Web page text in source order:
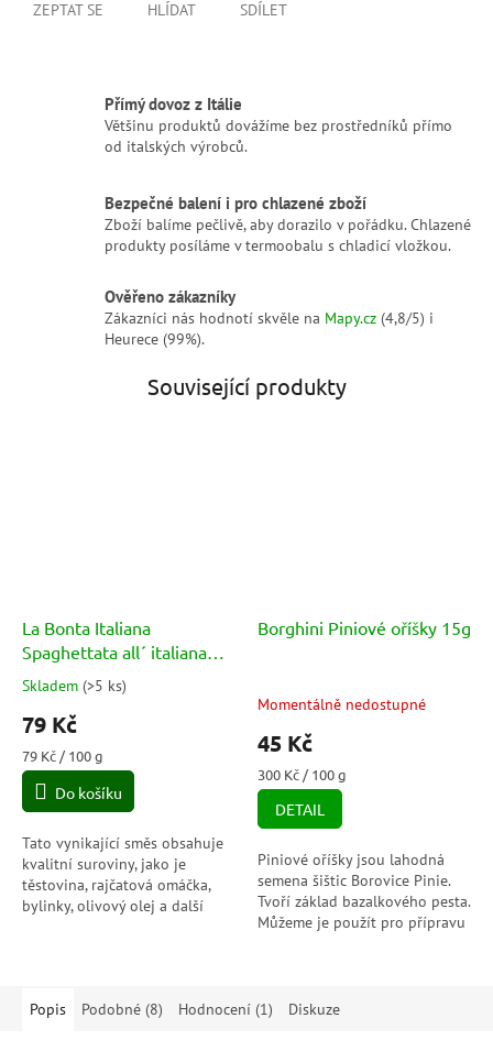
ZEPTAT SE HLÍDAT SDÍLET
Přímý dovoz z Itálie
Většinu produktů dovážíme bez prostředníků přímo
od italských výrobců.
Bezpečné balení i pro chlazené zboží
Zboží balíme pečlivě, aby dorazilo v pořádku. Chlazené
produkty posíláme v termoobalu s chladicí vložkou.
Ověřeno zákazníky
Zákazníci nás hodnotí skvěle na Mapy.cz (4,8/5) i
Heurece (99%).
Související produkty
La Bonta Italiana
Spaghettata all´ italiana
100g
Průměrné
hodnocení
produktu
je
5,0
5
hvězdiček.
Skladem (>5 ks)
79 Kč
Měrná
cena:
79 Kč / 100 g
Do košíku
Tato vynikající směs obsahuje
kvalitní suroviny, jako je
těstovina, rajčatová omáčka,
bylinky, olivový olej a další
Borghini Piniové oříšky 15g
Momentálně nedostupné
45 Kč
Měrná
cena:
300 Kč / 100 g
DETAIL
Piniové oříšky jsou lahodná
semena šištic Borovice Pinie.
Tvoří základ bazalkového pesta.
Můžeme je použít pro přípravu
Popis Podobné (8) Hodnocení (1) Diskuze